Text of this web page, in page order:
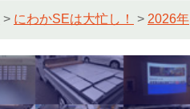
> にわかSEは大忙し！ > 2026年